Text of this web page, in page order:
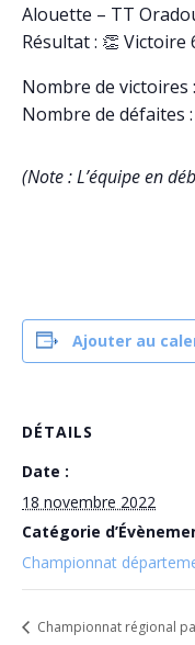
Alouette – TT
Résultat : 👏 Victoire
Nombre de victoires
Nombre de défaites :
(Note : L’équipe en
Ajouter au
DÉTAILS
Date :
18 novembre 2022
Catégorie
Championnat
Championnat régional